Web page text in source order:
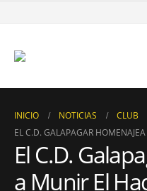
INICIO NOTICIAS
CLUB
EL C.D. GALAPAGAR
El C.D.
a Munir El